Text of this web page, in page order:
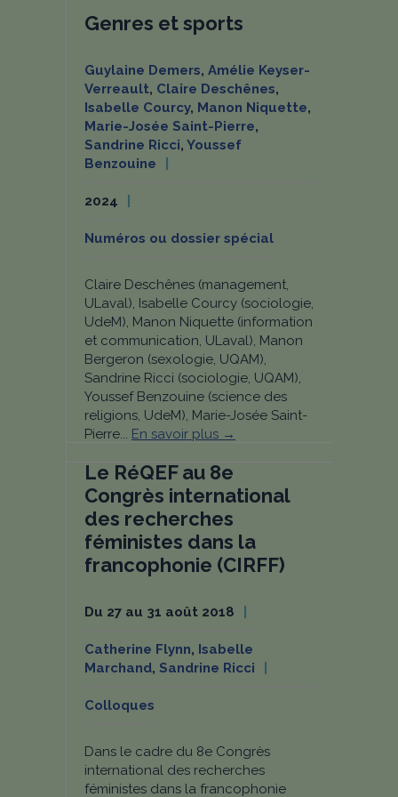
Genres et sports
Guylaine Demers, Amélie Keyser-
Verreault, Claire Deschênes,
Isabelle Courcy, Manon Niquette,
Marie-Josée Saint-Pierre,
Sandrine Ricci, Youssef
Benzouine
2024
Numéros ou dossier spécial
Claire Deschênes (management,
ULaval), Isabelle Courcy (sociologie,
UdeM), Manon Niquette (information
et communication, ULaval), Manon
Bergeron (sexologie, UQAM),
Sandrine Ricci (sociologie, UQAM),
Youssef Benzouine (science des
religions, UdeM), Marie-Josée Saint-
Pierre... En savoir plus →
Le RéQEF au 8e
Congrès international
des recherches
féministes dans la
francophonie (CIRFF)
Du 27 au 31 août 2018
Catherine Flynn, Isabelle
Marchand, Sandrine Ricci
Colloques
Dans le cadre du 8e Congrès
international des recherches
féministes dans la francophonie